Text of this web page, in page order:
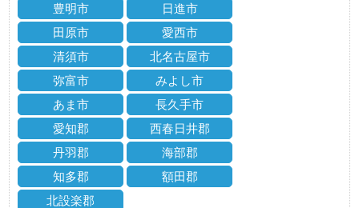
豊明市
日進市
田原市
愛西市
清須市
北名古屋市
弥富市
みよし市
あま市
長久手市
愛知郡
西春日井郡
丹羽郡
海部郡
知多郡
額田郡
北設楽郡